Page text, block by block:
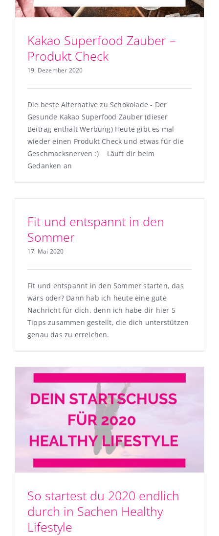
Kakao Superfood Zauber –
Produkt Check
19. Dezember 2020
Die beste Alternative zu Schokolade - Der
Gesunde Kakao Superfood Zauber (dieser
Beitrag enthält Werbung) Heute gibt es mal
wieder einen Produkt Check und etwas für die
Geschmacksnerven :) Läuft dir beim
Gedanken an
Fit und entspannt in den
Sommer
17. Mai 2020
Fit und entspannt in den Sommer starten, das
wärs oder? Dann hab ich heute eine gute
Nachricht für dich, denn ich habe dir hier 5
Tipps zusammen gestellt, die dich unterstützen
genau das zu erreichen.
So startest du 2020 endlich
durch in Sachen Healthy
Lifestyle